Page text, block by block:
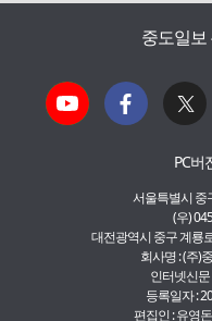
중도일보
PC버
서울특별시 중
(우)
대전광역시 중구 계룡
회사명 : (주)
인터넷신
등록일자 :
편집인 : 유영